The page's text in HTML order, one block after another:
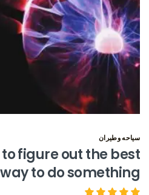
سياحه وطيران
to figure out the best
way to do something.